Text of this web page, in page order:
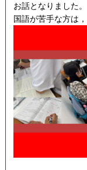
お話となりました。
国語が苦手な方は